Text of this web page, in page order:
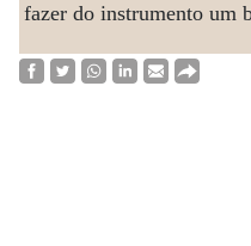
fazer do instrumento um